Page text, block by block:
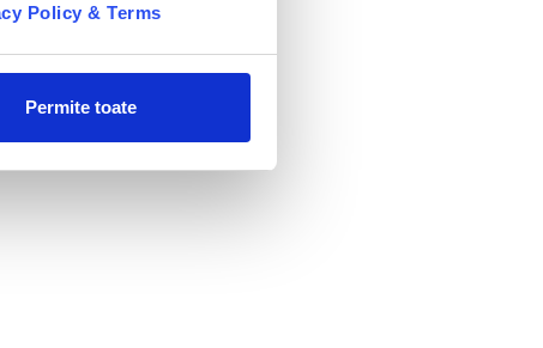
Policy & Terms
Permite toate